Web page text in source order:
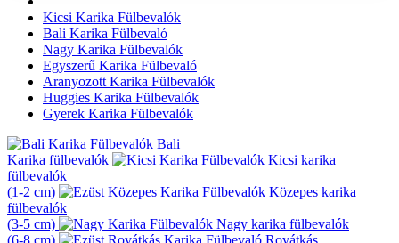
Kicsi Karika Fülbevalók
Bali Karika Fülbevaló
Nagy Karika Fülbevalók
Egyszerű Karika Fülbevaló
Aranyozott Karika Fülbevalók
Huggies Karika Fülbevalók
Gyerek Karika Fülbevalók
Bali
Karika fülbevalók
Kicsi karika
fülbevalók
(1-2 cm)
Közepes karika
fülbevalók
(3-5 cm)
Nagy karika fülbevalók
(6-8 cm)
Rovátkás